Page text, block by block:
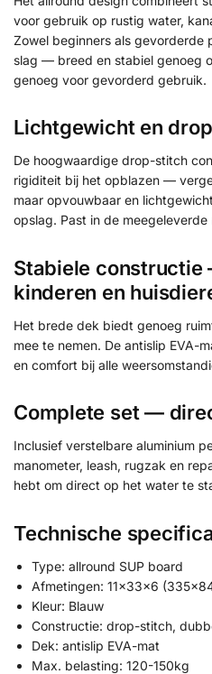
voor gebruik op rustig water,
Zowel beginners als gevorderde
slag — breed en stabiel genoeg
genoeg voor gevorderd gebruik.
Lichtgewicht en
De hoogwaardige drop-stitch
rigiditeit bij het opblazen —
maar opvouwbaar en
opslag. Past in de meegeleverde
Stabiele
kinderen en
Het brede dek biedt genoeg
mee te nemen. De antislip EVA-
en comfort bij alle
Complete set —
Inclusief verstelbare aluminium
manometer, leash, rugzak en
hebt om direct op het water te
Technische
Type: allround SUP board
Afmetingen: 11x33x6
Kleur: Blauw
Constructie: drop-stitch,
Dek: antislip EVA-mat
Max. belasting: 120-150kg